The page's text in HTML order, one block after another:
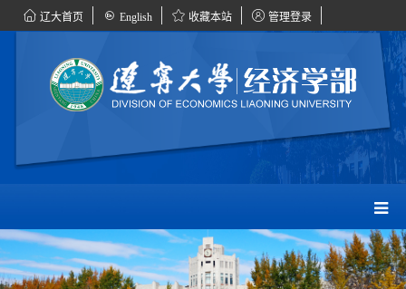
辽大首页 English 收藏本站 管理登录